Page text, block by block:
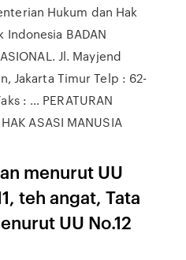
Hukum dan Hak
Indonesia BADAN
Jl. Mayjend
Jakarta Timur Telp : 62-
: … PERATURAN
ASASI MANUSIA
menurut UU
teh angat, Tata
UU No.12